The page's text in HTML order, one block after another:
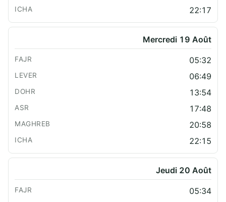
22:17
Mercredi 19 Août
05:32
06:49
13:54
17:48
20:58
22:15
Jeudi 20 Août
05:34